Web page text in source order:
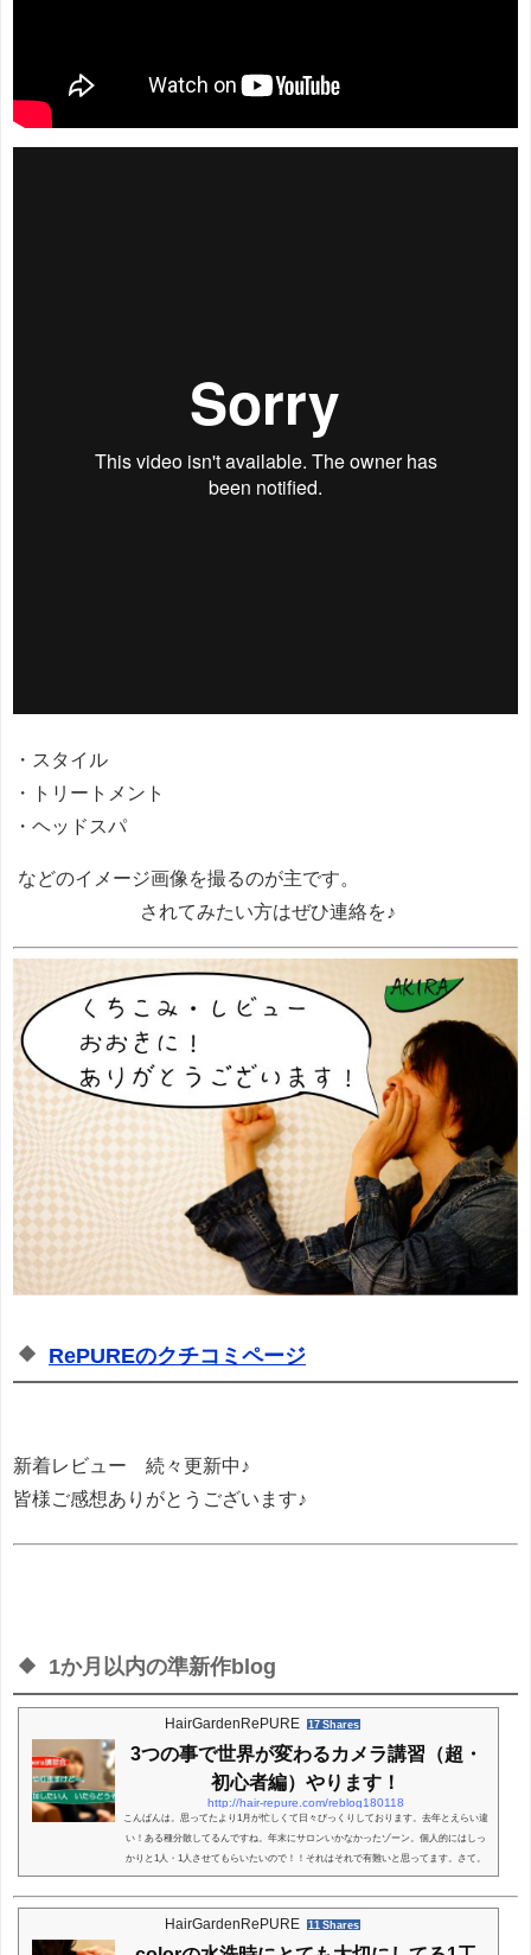
・スタイル
・トリートメント
・ヘッドスパ
などのイメージ画像を撮るのが主です。
されてみたい方はぜひ連絡を♪
RePUREのクチコミページ
新着レビュー 続々更新中♪
皆様ご感想ありがとうございます♪
1か月以内の準新作blog
HairGardenRePURE 17 Shares
3つの事で世界が変わるカメラ講習（超・
初心者編）やります！
http://hair-repure.com/reblog180118
こんばんは。思ってたより1月が忙しくて日々びっくりしております。去年とえらい違
い！ある種分散してるんですね。年末にサロンいかなかったゾーン。個人的にはしっ
かりと1人・1人させてもらいたいので！！それはそれで有難いと思ってます。さて。
ちょいサロンワークの片寄でいろいろあったのでやります。カメラ講習内容はスゴク
限定的に。スタート。3つの知識で世界がかわる！変わるんですよ。3つの知識で！か
なり違います。Ｆ値 シャッタースピード ISOこの3点の事を伝える超・初心者編。お持
HairGardenRePURE 11 Shares